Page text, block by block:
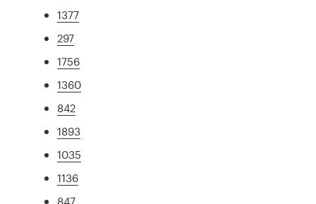
1377
297
1756
1360
842
1893
1035
1136
847